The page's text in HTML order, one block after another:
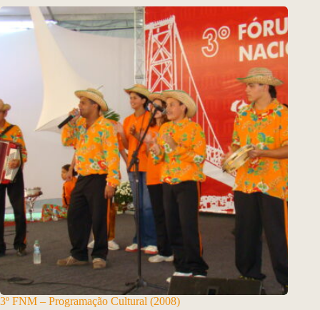
3º FNM – Programação Cultural (2008)